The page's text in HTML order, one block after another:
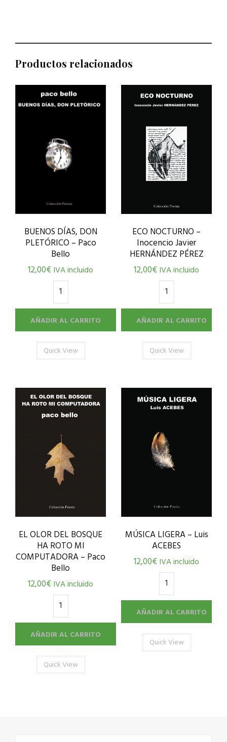
Productos relacionados
BUENOS DÍAS, DON
PLETÓRICO – Paco
Bello
12,00€IVA incluido
AÑADIR AL CARRITO
Quick View
ECO NOCTURNO –
Inocencio Javier
HERNÁNDEZ PÉREZ
12,00€IVA incluido
AÑADIR AL CARRITO
Quick View
EL OLOR DEL BOSQUE
HA ROTO MI
COMPUTADORA – Paco
Bello
12,00€IVA incluido
AÑADIR AL CARRITO
Quick View
MÚSICA LIGERA – Luis
ACEBES
12,00€IVA incluido
AÑADIR AL CARRITO
Quick View